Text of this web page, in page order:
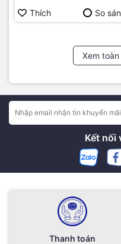
Thích So
Xem
Kết nối
Thanh toán